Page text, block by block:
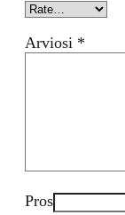
Arviosi *
Pros